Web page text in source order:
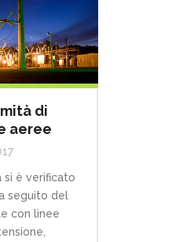
di
aeree
si è verificato
seguito del
con linee